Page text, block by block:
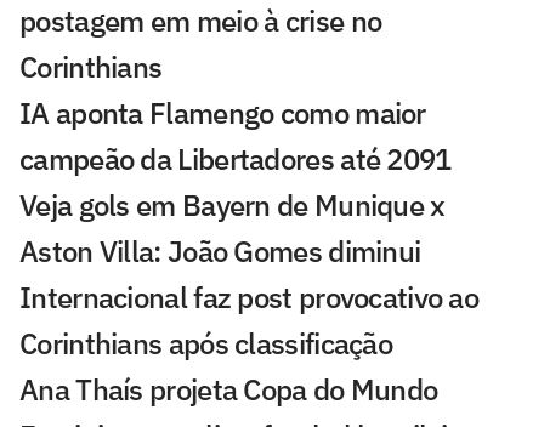
postagem em meio à crise no
Corinthians
IA aponta Flamengo como maior
campeão da Libertadores até 2091
Veja gols em Bayern de Munique x
Aston Villa: João Gomes diminui
Internacional faz post provocativo ao
Corinthians após classificação
Ana Thaís projeta Copa do Mundo